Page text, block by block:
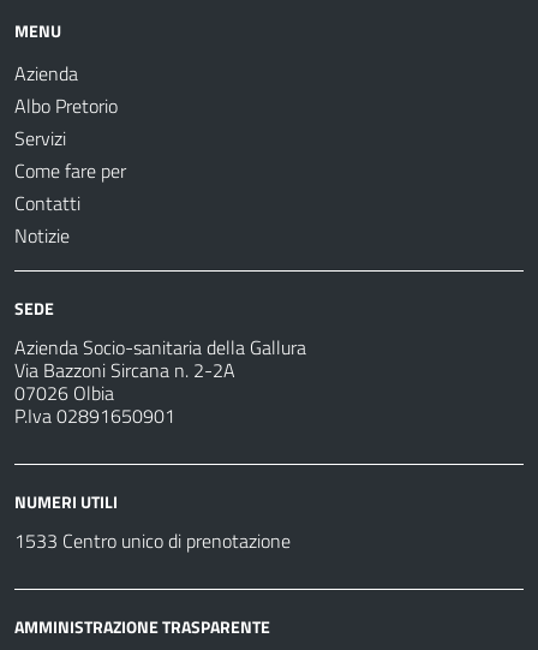
MENU
Azienda
Albo Pretorio
Servizi
Come fare per
Contatti
Notizie
SEDE
Azienda Socio-sanitaria della Gallura
Via Bazzoni Sircana n. 2-2A
07026 Olbia
P.Iva 02891650901
NUMERI UTILI
1533 Centro unico di prenotazione
AMMINISTRAZIONE TRASPARENTE